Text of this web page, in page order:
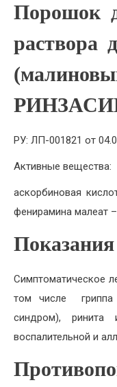
Порошок
раствора
РУ: ЛП-001821 от
Активные вещества:
аскорбиновая
фенирамина малеат
Симптоматическое
том числе гриппа
синдром), ринита
воспалительной и